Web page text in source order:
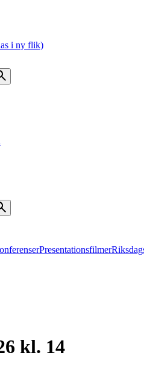
i ny flik)
Presentationsfilmer
kl. 14